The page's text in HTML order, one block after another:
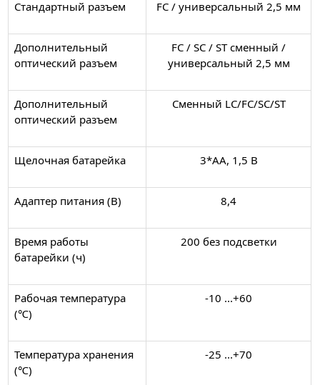
Стандартный разъем FC / универсальный 2,5 мм
Дополнительный
оптический разъем
FC / SC / ST сменный /
универсальный 2,5 мм
Дополнительный
оптический разъем
Сменный LC/FC/SC/ST
Щелочная батарейка 3*AA, 1,5 В
Адаптер питания (В) 8,4
Время работы
батарейки (ч)
200 без подсветки
Рабочая температура
(℃)
-10 ...+60
Температура хранения
(℃)
-25 ...+70